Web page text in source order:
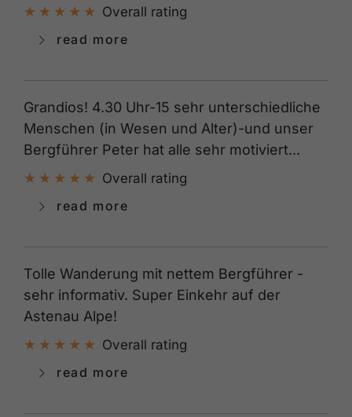
Overall rating
read more
Grandios! 4.30 Uhr-15 sehr unterschiedliche
Menschen (in Wesen und Alter)-und unser
Bergführer Peter hat alle sehr motiviert...
Overall rating
read more
Tolle Wanderung mit nettem Bergführer -
sehr informativ. Super Einkehr auf der
Astenau Alpe!
Overall rating
read more